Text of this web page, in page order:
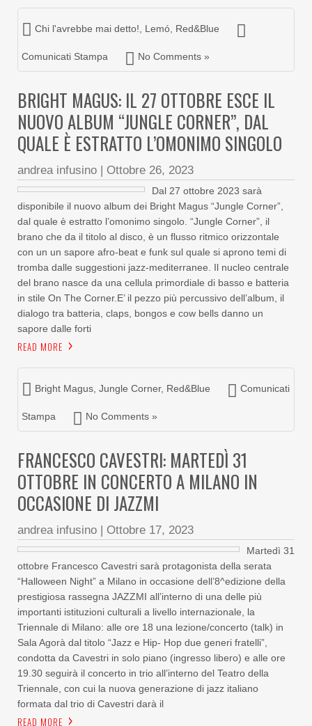
Chi l'avrebbe mai detto! Lemó Red&Blue
Comunicati Stampa No Comments »
BRIGHT MAGUS: IL 27 OTTOBRE ESCE IL
NUOVO ALBUM “JUNGLE CORNER”, DAL
QUALE È ESTRATTO L’OMONIMO SINGOLO
andrea infusino | Ottobre 26, 2023
Dal 27 ottobre 2023 sarà
disponibile il nuovo album dei Bright Magus “Jungle Corner”,
dal quale è estratto l’omonimo singolo. “Jungle Corner”, il
brano che da il titolo al disco, è un flusso ritmico orizzontale
con un un sapore afro-beat e funk sul quale si aprono temi di
tromba dalle suggestioni jazz-mediterranee. Il nucleo centrale
del brano nasce da una cellula primordiale di basso e batteria
in stile On The Corner.E’ il pezzo più percussivo dell’album, il
dialogo tra batteria, claps, bongos e cow bells danno un
sapore dalle forti
READ MORE
Bright Magus Jungle Corner, Red&Blue Comunicati
Stampa No Comments »
FRANCESCO CAVESTRI: MARTEDÌ 31
OTTOBRE IN CONCERTO A MILANO IN
OCCASIONE DI JAZZMI
andrea infusino | Ottobre 17, 2023
Martedì 31
ottobre Francesco Cavestri sarà protagonista della serata
“Halloween Night” a Milano in occasione dell’8^edizione della
prestigiosa rassegna JAZZMI all’interno di una delle più
importanti istituzioni culturali a livello internazionale, la
Triennale di Milano: alle ore 18 una lezione/concerto (talk) in
Sala Agorà dal titolo “Jazz e Hip- Hop due generi fratelli”,
condotta da Cavestri in solo piano (ingresso libero) e alle ore
19.30 seguirà il concerto in trio all’interno del Teatro della
Triennale, con cui la nuova generazione di jazz italiano
formata dal trio di Cavestri darà il
READ MORE